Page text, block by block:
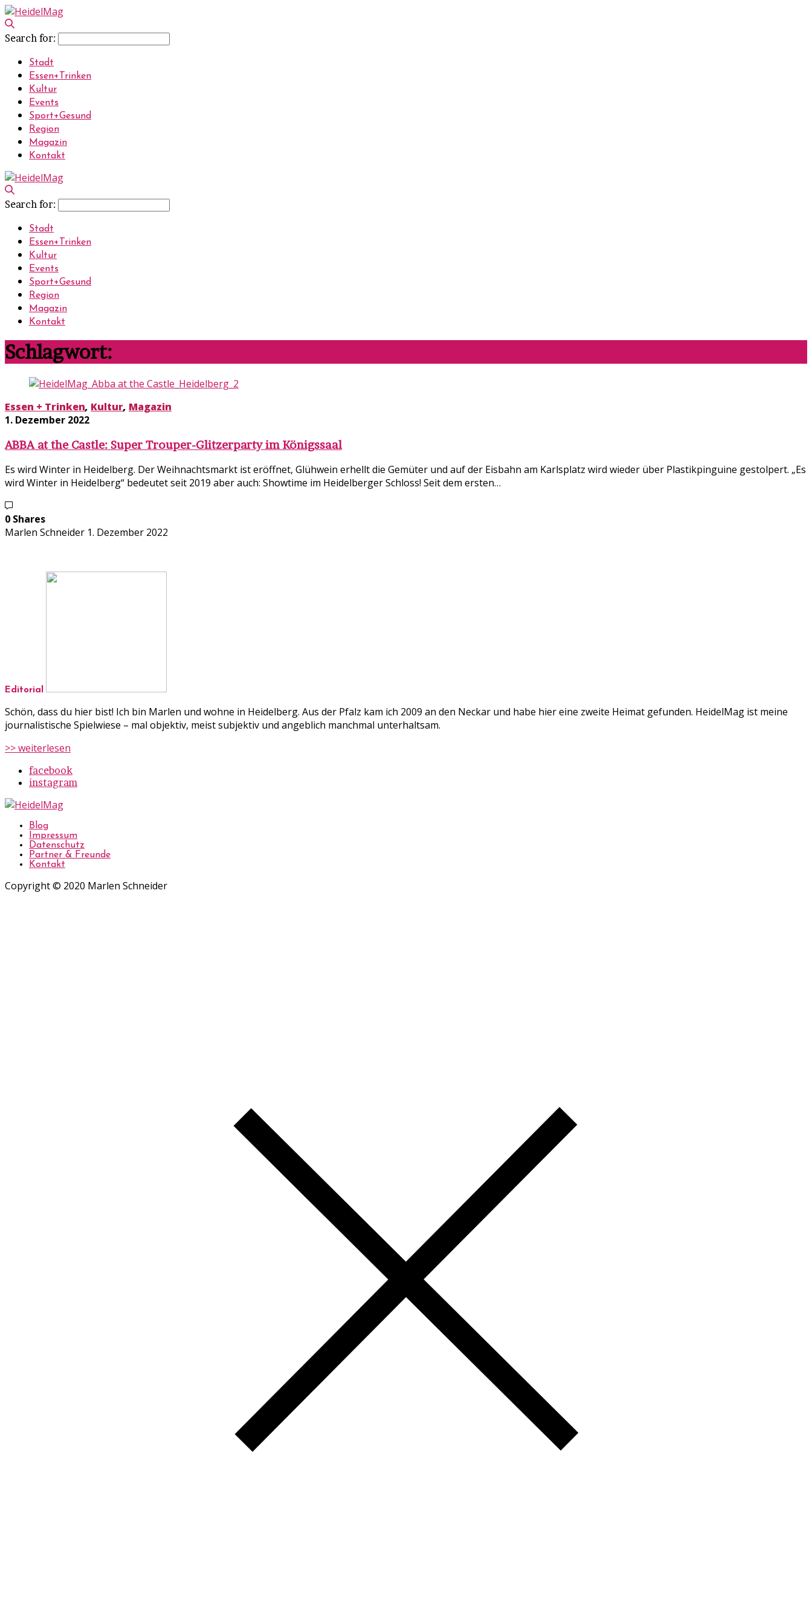
Search for:
Stadt
Essen+Trinken
Kultur
Events
Sport+Gesund
Region
Magazin
Kontakt
Search for:
Stadt
Essen+Trinken
Kultur
Events
Sport+Gesund
Region
Magazin
Kontakt
Schlagwort:
Essen + Trinken, Kultur, Magazin
1. Dezember 2022
ABBA at the Castle: Super Trouper-Glitzerparty im Königssaal
Es wird Winter in Heidelberg. Der Weihnachtsmarkt ist eröffnet, Glühwein erhellt die Gemüter und auf der Eisbahn am Karlsplatz wird wieder über Plastikpinguine gestolpert. „Es
wird Winter in Heidelberg“ bedeutet seit 2019 aber auch: Showtime im Heidelberger Schloss! Seit dem ersten…
0 Shares
Marlen Schneider 1. Dezember 2022
Editorial
Schön, dass du hier bist! Ich bin Marlen und wohne in Heidelberg. Aus der Pfalz kam ich 2009 an den Neckar und habe hier eine zweite Heimat gefunden. HeidelMag ist meine
journalistische Spielwiese – mal objektiv, meist subjektiv und angeblich manchmal unterhaltsam.
>> weiterlesen
facebook
instagram
Blog
Impressum
Datenschutz
Partner & Freunde
Kontakt
Copyright © 2020 Marlen Schneider